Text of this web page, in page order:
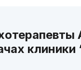
клиники